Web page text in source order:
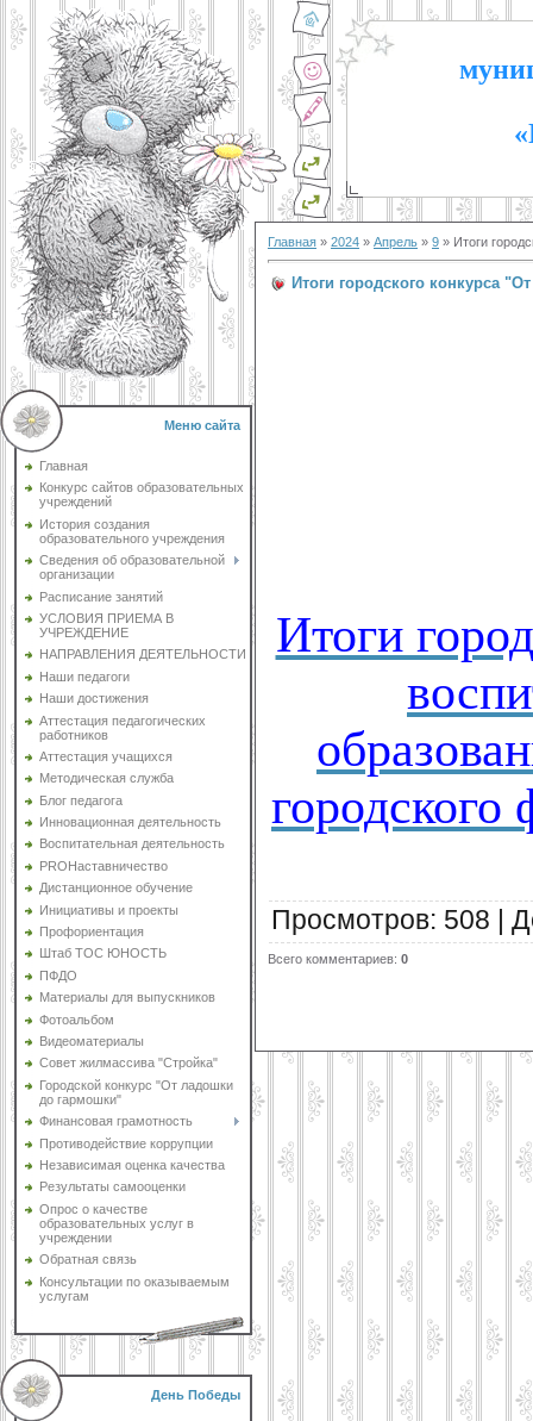
Меню сайта
Главная
Конкурс сайтов образовательных
учреждений
История создания
образовательного учреждения
Сведения об образовательной
организации
Расписание занятий
УСЛОВИЯ ПРИЕМА В
УЧРЕЖДЕНИЕ
НАПРАВЛЕНИЯ ДЕЯТЕЛЬНОСТИ
Наши педагоги
Наши достижения
Аттестация педагогических
работников
Аттестация учащихся
Методическая служба
Блог педагога
Инновационная деятельность
Воспитательная деятельность
PROНаставничество
Дистанционное обучение
Инициативы и проекты
Профориентация
Штаб ТОС ЮНОСТЬ
ПФДО
Материалы для выпускников
Фотоальбом
Видеоматериалы
Совет жилмассива "Стройка"
Городской конкурс "От ладошки
до гармошки"
Финансовая грамотность
Противодействие коррупции
Независимая оценка качества
Результаты самооценки
Опрос о качестве
образовательных услуг в
учреждении
Обратная связь
Консультации по оказываемым
услугам
День Победы
Главная » 2024 » Апрель » 9 » Итоги
Итоги городского конкурса
Итоги
городского
Просмотров: 508
Всего комментариев: 0